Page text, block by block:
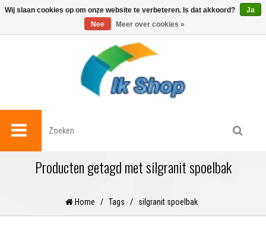
0
Producten getagd met silgranit spoelbak
Home / Tags / silgranit spoelbak
Wij slaan cookies op om onze website te verbeteren. Is dat akkoord?
Ja
Nee
Meer over cookies »